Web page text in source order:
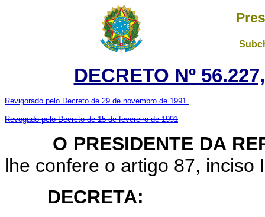
DECRETO Nº
Revigorado pelo Decreto de 29 de novembro de 1991.
Revogado pelo Decreto de 15 de fevereiro de 1991
O PRESIDENTE DA
lhe confere o artigo 87, inciso
DECRETA: